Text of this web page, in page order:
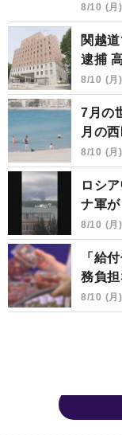
8/10 (月
関越
逮捕
8/10 (月
7月の
月の
8/10 (月
ロシ
ナ軍
8/10 (月
「給
務負
8/10 (月